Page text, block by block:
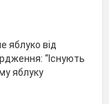
яблуко від
“Існують
яблуку